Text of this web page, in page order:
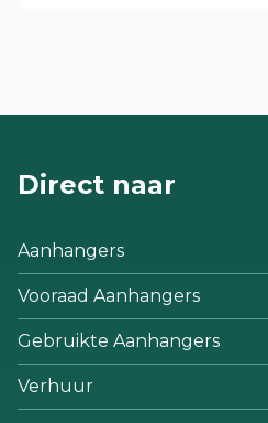
Direct naar
Aanhangers
Vooraad Aanhangers
Gebruikte Aanhangers
Verhuur